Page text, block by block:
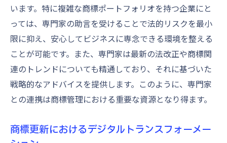
います。特に複雑な商標ポートフォリオを持つ企業にと
っては、専門家の助言を受けることで法的リスクを最小
限に抑え、安心してビジネスに専念できる環境を整える
ことが可能です。また、専門家は最新の法改正や商標関
連のトレンドについても精通しており、それに基づいた
戦略的なアドバイスを提供します。このように、専門家
との連携は商標管理における重要な資源となり得ます。
商標更新におけるデジタルトランスフォーメー